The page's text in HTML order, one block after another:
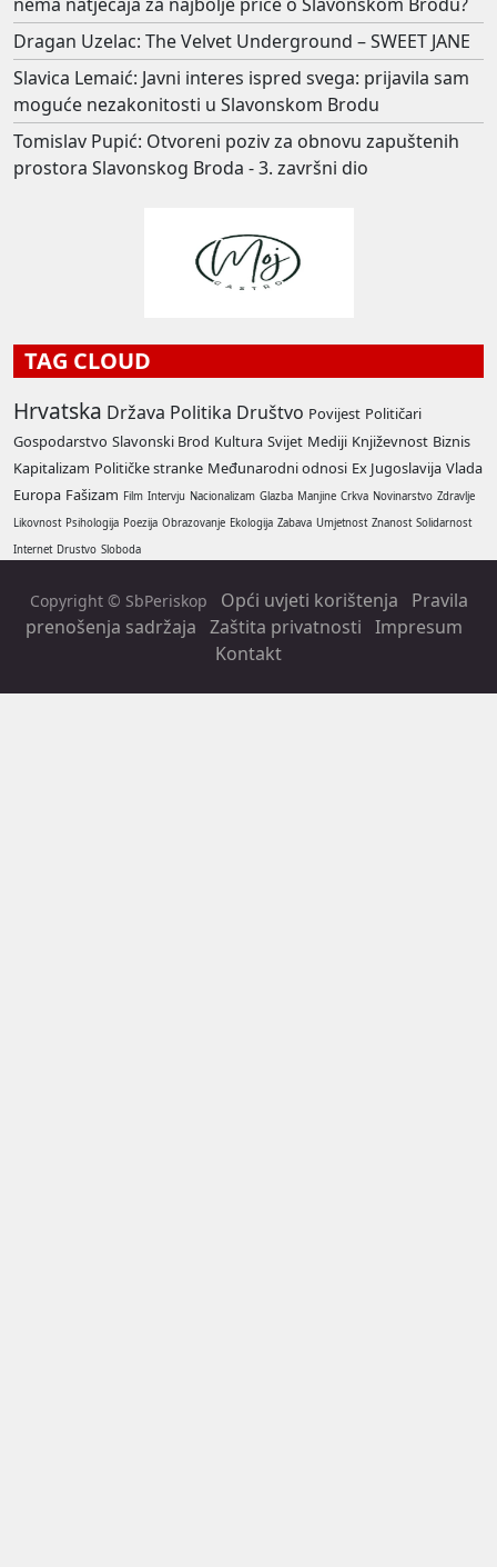
Dragan Uzelac: The Velvet Underground – SWEET JANE
Slavica Lemaić: Javni interes ispred svega: prijavila sam
moguće nezakonitosti u Slavonskom Brodu
Tomislav Pupić: Otvoreni poziv za obnovu zapuštenih
prostora Slavonskog Broda - 3. završni dio
TAG CLOUD
Hrvatska Država Politika Društvo Povijest Političari
Gospodarstvo Slavonski Brod Kultura Svijet Mediji Književnost Biznis
Kapitalizam Političke stranke Međunarodni odnosi Ex Jugoslavija Vlada
Europa Fašizam Film Intervju Nacionalizam Glazba Manjine Crkva Novinarstvo Zdravlje
Likovnost Psihologija Poezija Obrazovanje Ekologija Zabava Umjetnost Znanost Solidarnost
Internet Drustvo Sloboda
Copyright © SbPeriskop Opći uvjeti korištenja
Pravila
prenošenja sadržaja Zaštita privatnosti Impresum
Kontakt